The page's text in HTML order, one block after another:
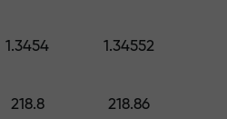
1.3454 1.34552
218.8 218.86